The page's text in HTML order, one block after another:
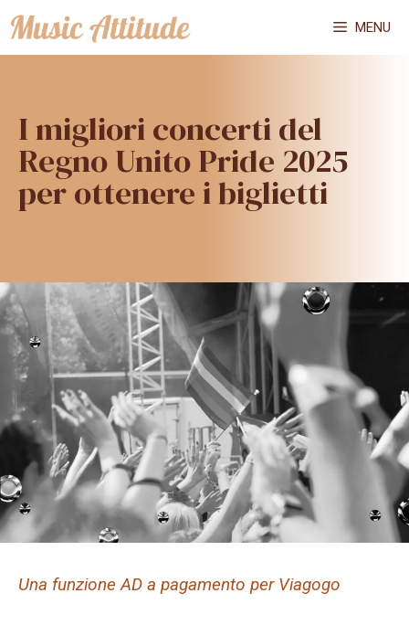
Vai
al
MENU
I migliori concerti del
Regno Unito Pride 2025
per ottenere i biglietti
Una funzione AD a pagamento per Viagogo